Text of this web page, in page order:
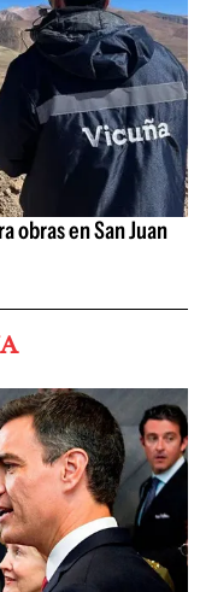
obras en San Juan